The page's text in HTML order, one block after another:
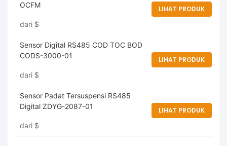
OCFM
dari $
LIHAT PRODUK
Sensor Digital RS485 COD TOC BOD
CODS-3000-01
dari $
LIHAT PRODUK
Sensor Padat Tersuspensi RS485
Digital ZDYG-2087-01
dari $
LIHAT PRODUK